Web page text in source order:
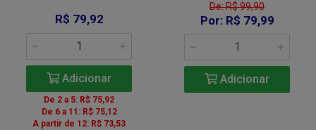
R$ 79,92
Adicionar
De 2 a 5: R$ 75,92
De 6 a 11: R$ 75,12
A partir de 12: R$ 73,53
De: R$ 99,90
Por: R$ 79,99
Adicionar